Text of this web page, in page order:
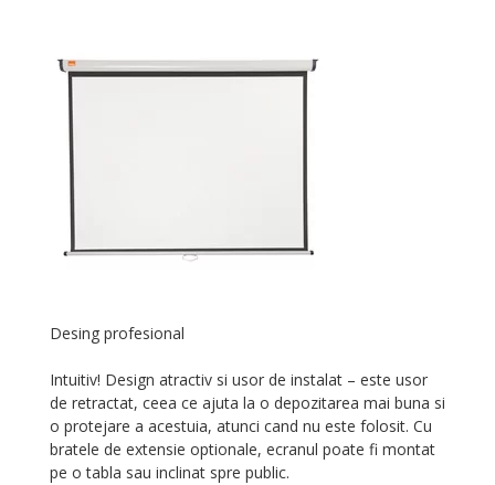
Desing profesional
Intuitiv! Design atractiv si usor de instalat – este usor
de retractat, ceea ce ajuta la o depozitarea mai buna si
o protejare a acestuia, atunci cand nu este folosit. Cu
bratele de extensie optionale, ecranul poate fi montat
pe o tabla sau inclinat spre public.